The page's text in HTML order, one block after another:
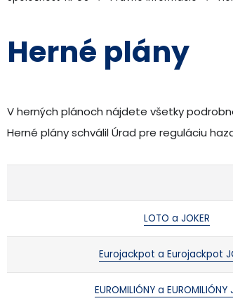
Herné plány
V herných plánoch nájdete všetky
Herné plány schválil Úrad pre reguláciu
LOTO a JOKER
Eurojackpot a Eurojackpot
EUROMILIÓNY a EUROMILIÓNY